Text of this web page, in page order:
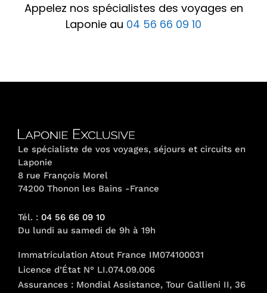
Appelez nos spécialistes des voyages en
Laponie au 04 56 66 09 10
Le spécialiste de vos voyages, séjours et circuits en
Laponie
8 rue François Morel
74200 Thonon les Bains -France
Tél. : 04 56 66 09 10
Du lundi au samedi de 9h à 19h
Immatriculation Atout France IM074100031
Licence d’État N° LI.074.09.006
Assurances : Mondial Assistance, Tour Gallieni II, 36